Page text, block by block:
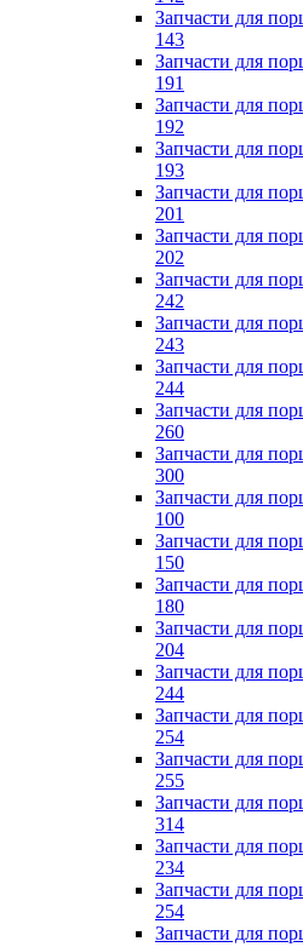
Запчасти для
143
Запчасти для
191
Запчасти для
192
Запчасти для
193
Запчасти для
201
Запчасти для
202
Запчасти для
242
Запчасти для
243
Запчасти для
244
Запчасти для
260
Запчасти для
300
Запчасти для
100
Запчасти для
150
Запчасти для
180
Запчасти для
204
Запчасти для
244
Запчасти для
254
Запчасти для
255
Запчасти для
314
Запчасти для
234
Запчасти для
254
Запчасти для